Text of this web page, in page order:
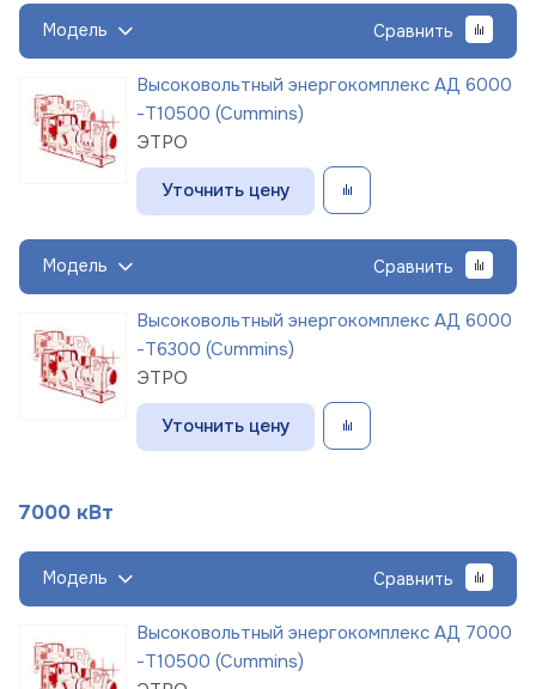
Модель Сравнить
Высоковольтный энергокомплекс АД 6000
-Т10500 (Cummins)
ЭТРО
Уточнить цену
Модель Сравнить
Высоковольтный энергокомплекс АД 6000
-Т6300 (Cummins)
ЭТРО
Уточнить цену
7000 кВт
Модель Сравнить
Высоковольтный энергокомплекс АД 7000
-Т10500 (Cummins)